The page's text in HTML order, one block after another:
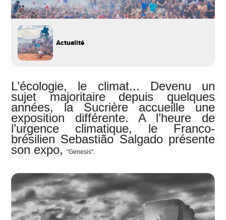
Actualité
L’écologie, le climat... Devenu un
sujet majoritaire depuis quelques
années, la Sucrière accueille une
exposition différente. A l’heure de
l’urgence climatique, le Franco-
brésilien Sebastião Salgado présente
son expo,"Genesis".